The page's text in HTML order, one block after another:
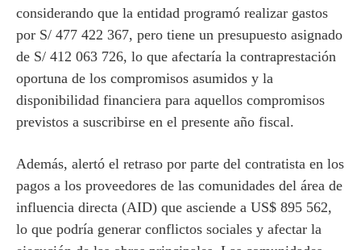
considerando que la entidad programó realizar gastos
por S/ 477 422 367, pero tiene un presupuesto asignado
de S/ 412 063 726, lo que afectaría la contraprestación
oportuna de los compromisos asumidos y la
disponibilidad financiera para aquellos compromisos
previstos a suscribirse en el presente año fiscal.
Además, alertó el retraso por parte del contratista en los
pagos a los proveedores de las comunidades del área de
influencia directa (AID) que asciende a US$ 895 562,
lo que podría generar conflictos sociales y afectar la